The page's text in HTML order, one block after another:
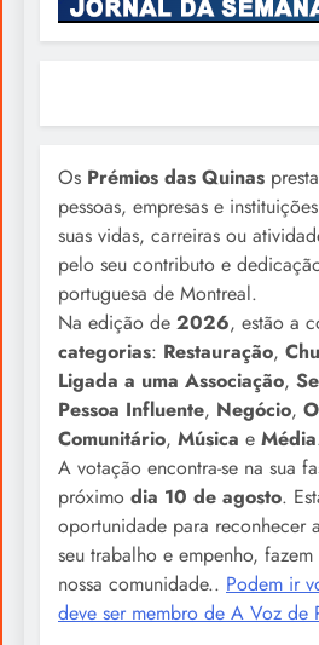
Os Prémios das Quinas
pessoas, empresas e
suas vidas, carreiras ou
pelo seu contributo e
portuguesa de Montreal.
Na edição de 2026, estão a
categorias: Restauração,
Ligada a uma Associação,
Pessoa Influente, Negócio,
Comunitário, Música e Média
A votação encontra-se na sua
próximo dia 10 de agosto.
oportunidade para reconhecer
seu trabalho e empenho,
nossa comunidade.. Podem ir
deve ser membro de A Voz de